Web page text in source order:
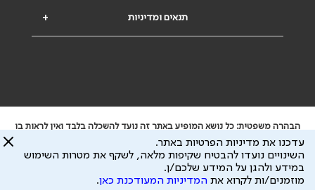
+ תנאים ומדיניות
הבהרה משפטית: כל נושא המופיע באתר זה נועד להשכלה בלבד ואין לראות בו
ייעוץ רפואי או משפטי. אין הר"י אחראית לתוכן המתפרסם באתר זה ולכל נזק
שעלול להיגרם.
ידוע לי שהר"י אוספת ושומרת מידע אישי לצורך מתן השרות וכי חלק ממנו עשוי
להיות מועבר לצדדים שלישיים, הכל בכפוף למדיניות הפרטיות
עדכנו את מדיניות הפרטיות באתר.
השינויים נועדו להבטיח שקיפות מלאה, לשקף את מטרות השימוש
במידע ולהגן על המידע שלכם/ן.
מוזמנים/ות לקרוא את המדיניות המעודכנת כאן.